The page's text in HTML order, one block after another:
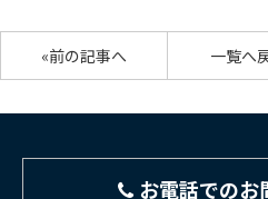
«前の記事へ 一覧へ
お電話でのお